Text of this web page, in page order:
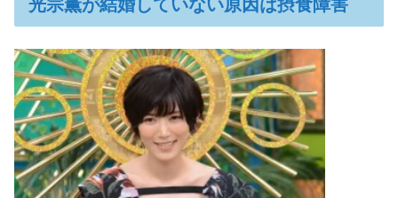
光宗薫が結婚していない原因は摂食障害